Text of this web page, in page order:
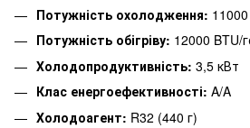
Потужність охолодження:
Потужність обігріву: 12000 BTU/
Холодопродуктивність: 3,5 кВт
Клас енергоефективності: A/A
Холодоагент: R32 (440 г)